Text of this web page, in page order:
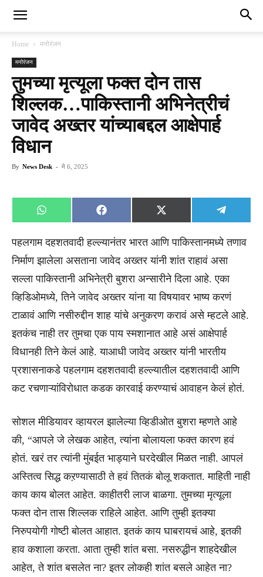
Home मनोरंजन
मनोरंजन
तुमच्या मृत्यूला फक्त दोन तास
शिल्लक…पाकिस्तानी अभिनेत्रीचं
जावेद अख्तर यांच्याबद्दल आक्षेपार्ह
विधान
By News Desk - मे 6, 2025
Share
on
WhatsApp
Share
on
Facebook
Share
on
X
(Twitter)
Share
on
पहलगाम दहशतवादी हल्ल्यानंतर भारत आणि पाकिस्तानमध्ये तणाव
निर्माण झालेला असताना जावेद अख्तर यांनी शांत राहावं असा
सल्ला पाकिस्तानी अभिनेत्री बुशरा अन्सारीने दिला आहे. एका
व्हिडिओमध्ये, तिने जावेद अख्तर यांना या विषयावर भाष्य करणं
टाळावं आणि नसीरुद्दीन शाह यांचे अनुकरण करावं असे म्हटले आहे.
इतकंच नाही तर तुमचा एक पाय स्मशानात आहे असं आक्षेपार्ह
विधानही तिने केलं आहे. याआधी जावेद अख्तर यांनी भारतीय
प्रशासनाकडे पहलगाम दहशतवादी हल्ल्यातील दहशतवादी आणि
कट रचणाऱ्यांविरोधात कडक कारवाई करण्याचं आवाहन केलं होतं.
सोशल मीडियावर व्हायरल झालेल्या व्हिडीओत बुशरा म्हणते आहे
की, “आपले जे लेखक आहेत, त्यांना बोलायला फक्त कारण हवं
होतं. खरं तर त्यांनी मुंबईत भाड्याने घरदेखील मिळत नाही. आपलं
अस्तित्व सिद्ध कऱण्यासाठी ते हवं तितकं बोलू शकतात. माहिती नाही
काय काय बोलत आहेत. काहीतरी लाज बाळगा. तुमच्या मृत्यूला
फक्त दोन तास शिल्लक राहिले आहेत. आणि तुम्ही इतक्या
निरुपयोगी गोष्टी बोलत आहात. इतकं काय घाबरायचं आहे, इतकी
हाव कशाला करता. आता तुम्ही शांत बसा. नसरुद्धीन शाहदेखील
आहेत, ते शांत बसलेत ना? इतर लोकही शांत बसले आहेत ना?